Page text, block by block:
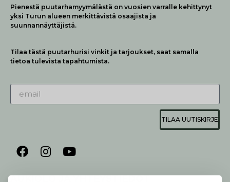
Pienestä puutarhamyymälästä on vuosien varralle kehittynyt
yksi Turun alueen merkittävistä osaajista ja
suunnannäyttäjistä.
Tilaa tästä puutarhurisi vinkit ja tarjoukset, saat samalla
tietoa tulevista tapahtumista.
TILAA UUTISKIRJE
AUKIOLO JA YHTEYSTIEDOT